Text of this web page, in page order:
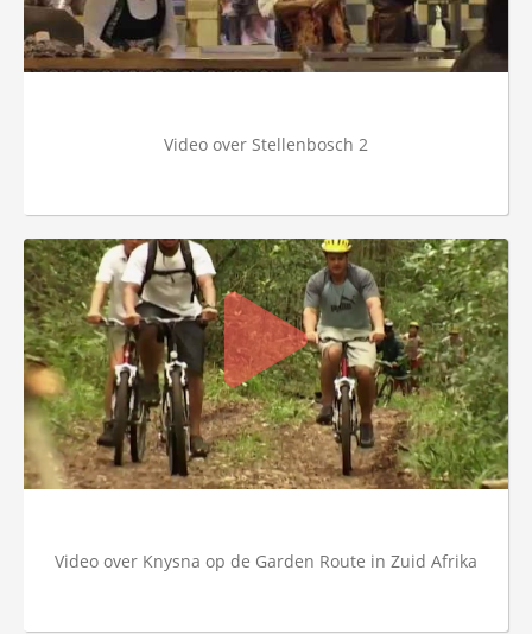
Video over Stellenbosch 2
Video over Knysna op de Garden Route in Zuid Afrika